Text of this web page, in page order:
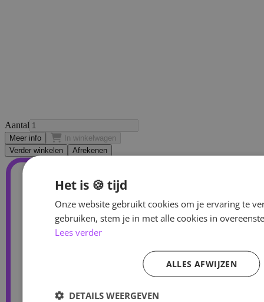
Aantal
Meer info
In winkelwagen
Verder winkelen
Afrekenen
Het is 🍪 tijd
Onze website gebruikt cookies om je ervaring te
gebruiken, stem je in met alle cookies in
Lees verder
ALLES AFWIJZEN
DETAILS WEERGEVEN